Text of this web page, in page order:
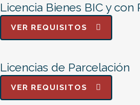
Licencia Bienes BIC y con
VER REQUISITOS
Licencias de Parcelación
VER REQUISITOS